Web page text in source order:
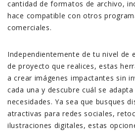
cantidad de formatos de archivo,
hace compatible con otros
comerciales.
Independientemente de tu nivel de
de proyecto que realices, estas
a crear imágenes impactantes sin
cada una y descubre cuál se
necesidades. Ya sea que busques
atractivas para redes sociales,
ilustraciones digitales, estas